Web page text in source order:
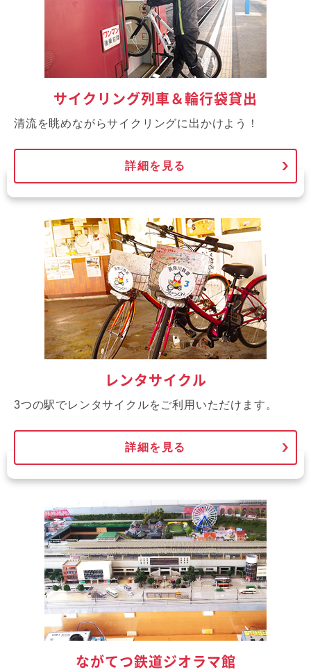
サイクリング列車＆輪行袋貸出
清流を眺めながらサイクリングに出かけよう！
詳細を見る
レンタサイクル
3つの駅でレンタサイクルをご利用いただけます。
詳細を見る
ながてつ鉄道ジオラマ館